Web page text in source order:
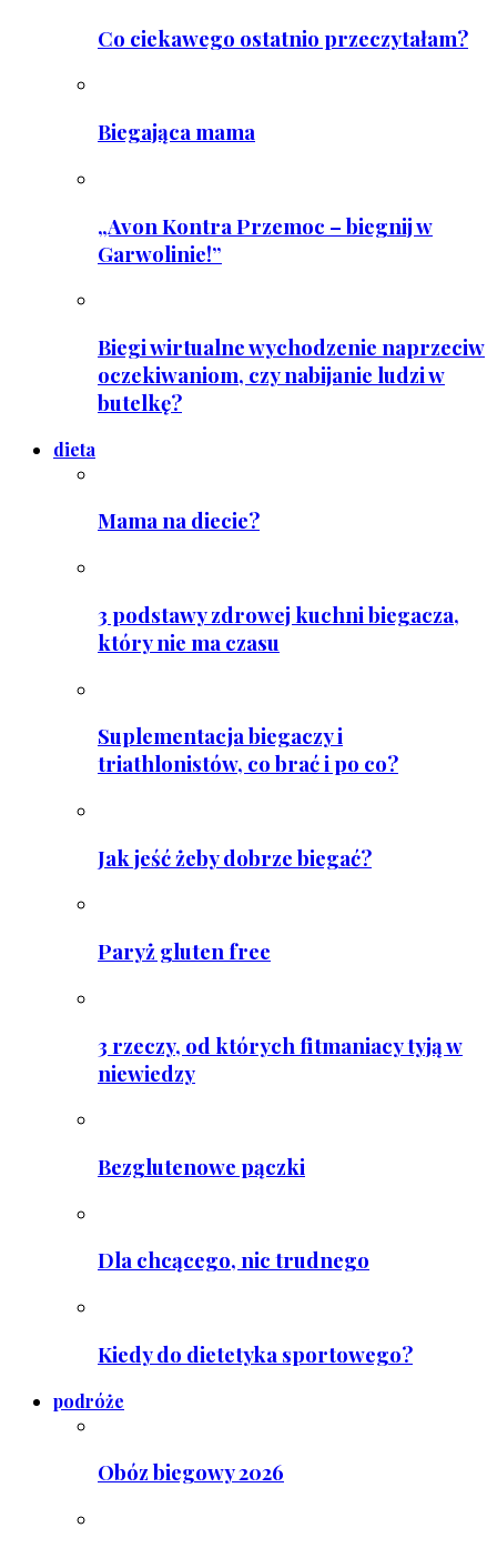
Co ciekawego ostatnio przeczytałam?
Biegająca mama
„Avon Kontra Przemoc – biegnij w
Garwolinie!”
Biegi wirtualne wychodzenie naprzeciw
oczekiwaniom, czy nabijanie ludzi w
butelkę?
dieta
Mama na diecie?
3 podstawy zdrowej kuchni biegacza,
który nie ma czasu
Suplementacja biegaczy i
triathlonistów, co brać i po co?
Jak jeść żeby dobrze biegać?
Paryż gluten free
3 rzeczy, od których fitmaniacy tyją w
niewiedzy
Bezglutenowe pączki
Dla chcącego, nic trudnego
Kiedy do dietetyka sportowego?
podróże
Obóz biegowy 2026